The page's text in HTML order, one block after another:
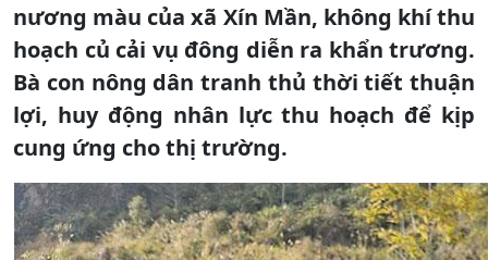
nương màu của xã Xín Mần, không khí thu
hoạch củ cải vụ đông diễn ra khẩn trương.
Bà con nông dân tranh thủ thời tiết thuận
lợi, huy động nhân lực thu hoạch để kịp
cung ứng cho thị trường.